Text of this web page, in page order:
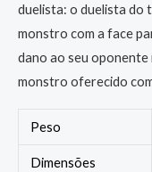
duelista: o duelista do
monstro com a face
dano ao seu oponente
monstro oferecido
Peso
Dimensões